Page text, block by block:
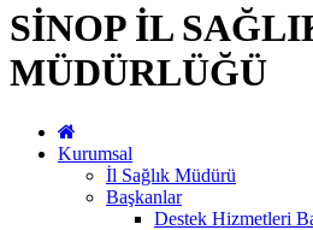
SİNOP İL
MÜDÜRLÜĞÜ
Kurumsal
İl Sağlık Müdürü
Başkanlar
Destek Hizmetleri